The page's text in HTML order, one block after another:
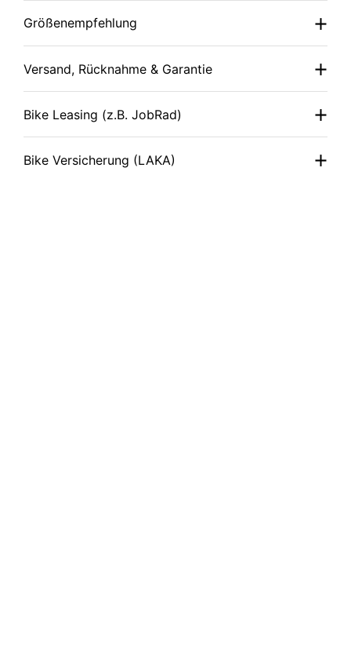
Größenempfehlung
Versand, Rücknahme & Garantie
Bike Leasing (z.B. JobRad)
Bike Versicherung (LAKA)